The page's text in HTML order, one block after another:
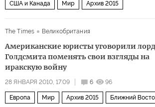
США и Канада Мир Архив 2015
The Times Великобритания
Американские юристы уговорили
Голдсмита поменять свои взгляды на
иракскую войну
28 ЯНВАРЯ 2010, 17:09 6 96
Европа Мир Архив 2015 Ближний